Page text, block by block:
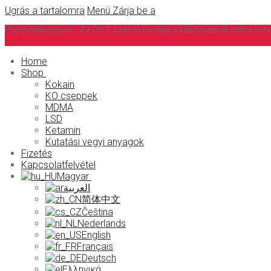
Ugrás a tartalomra Menü Zárja be a
Psychedelicspace - Az Ön 1. számú forrása a kábítószerek online
Home
Shop
Kokain
KO cseppek
MDMA
LSD
Ketamin
Kutatási vegyi anyagok
Fizetés
Kapcsolatfelvétel
Magyar
العربية
简体中文
Čeština
Nederlands
English
Français
Deutsch